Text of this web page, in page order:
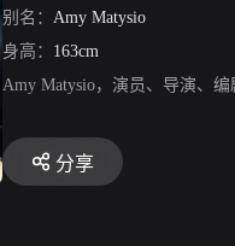
别名： Amy Matysio
身高： 163cm
Amy Matysio，演员、导演、
分享